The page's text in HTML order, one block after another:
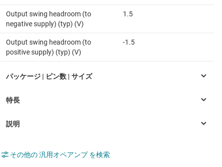
Output swing headroom (to
negative supply) (typ) (V)
1.5
Output swing headroom (to
positive supply) (typ) (V)
-1.5
その他の 汎用オペアンプ を検索